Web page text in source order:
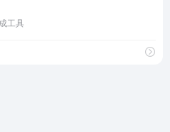
工具